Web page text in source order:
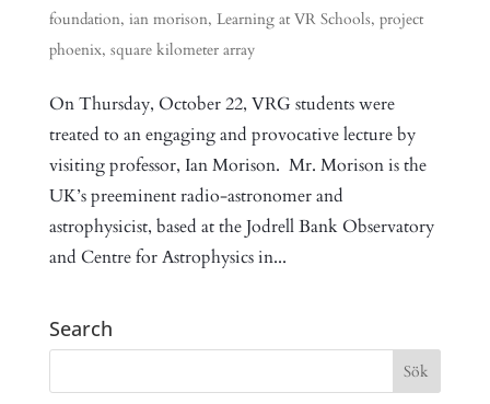
foundation, ian morison, Learning at VR Schools, project
phoenix, square kilometer array
On Thursday, October 22, VRG students were
treated to an engaging and provocative lecture by
visiting professor, Ian Morison. Mr. Morison is the
UK’s preeminent radio-astronomer and
astrophysicist, based at the Jodrell Bank Observatory
and Centre for Astrophysics in...
Search